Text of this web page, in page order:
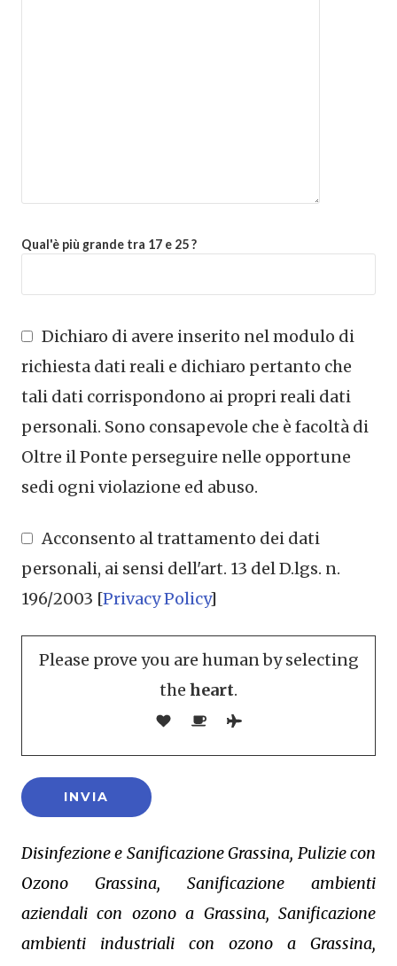
Qual'è più grande tra 17 e 25 ?
Dichiaro di avere inserito nel modulo di
richiesta dati reali e dichiaro pertanto che
tali dati corrispondono ai propri reali dati
personali. Sono consapevole che è facoltà di
Oltre il Ponte perseguire nelle opportune
sedi ogni violazione ed abuso.
Acconsento al trattamento dei dati
personali, ai sensi dell'art. 13 del D.lgs. n.
196/2003 [Privacy Policy]
Please prove you are human by selecting
the heart.
Disinfezione e Sanificazione Grassina, Pulizie con
Ozono Grassina, Sanificazione ambienti
aziendali con ozono a Grassina, Sanificazione
ambienti industriali con ozono a Grassina,